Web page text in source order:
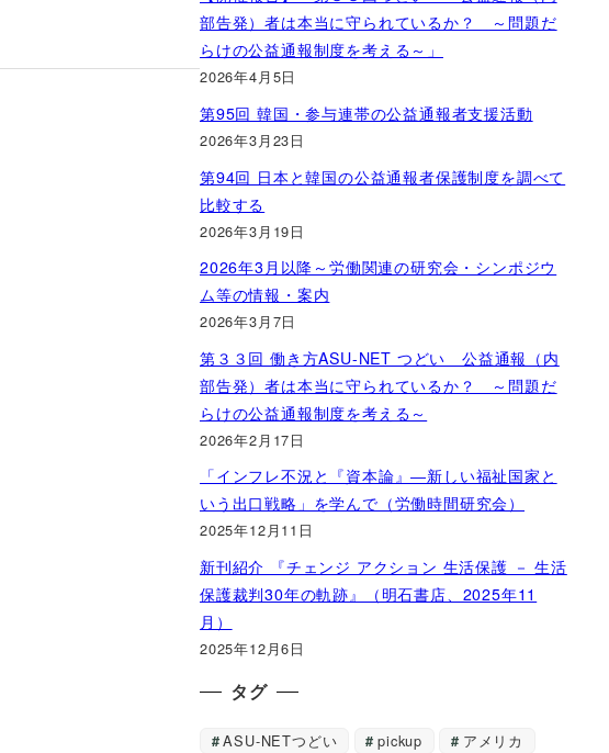
部告発）者は本当に守られているか？ ～問題だ
らけの公益通報制度を考える～」
2026年4月5日
第95回 韓国・参与連帯の公益通報者支援活動
2026年3月23日
第94回 日本と韓国の公益通報者保護制度を調べて
比較する
2026年3月19日
2026年3月以降～労働関連の研究会・シンポジウ
ム等の情報・案内
2026年3月7日
第３３回 働き方ASU-NET つどい 公益通報（内
部告発）者は本当に守られているか？ ～問題だ
らけの公益通報制度を考える～
2026年2月17日
「インフレ不況と『資本論』―新しい福祉国家と
いう出口戦略」を学んで（労働時間研究会）
2025年12月11日
新刊紹介 『チェンジ アクション 生活保護 － 生活
保護裁判30年の軌跡』（明石書店、2025年11
月）
2025年12月6日
タグ
ASU-NETつどい pickup
アメリカ